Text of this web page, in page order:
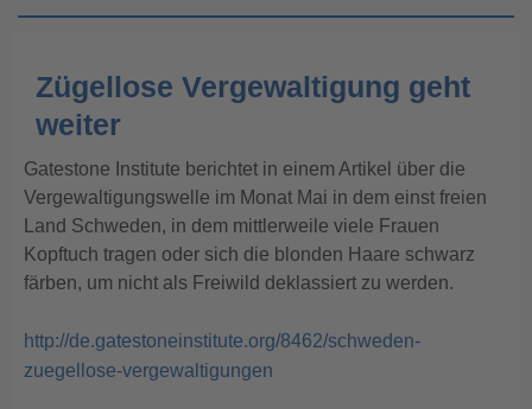
Zügellose Vergewaltigung geht
weiter
Gatestone Institute berichtet in einem Artikel über die
Vergewaltigungswelle im Monat Mai in dem einst freien
Land Schweden, in dem mittlerweile viele Frauen
Kopftuch tragen oder sich die blonden Haare schwarz
färben, um nicht als Freiwild deklassiert zu werden.
http://de.gatestoneinstitute.org/8462/schweden-
zuegellose-vergewaltigungen